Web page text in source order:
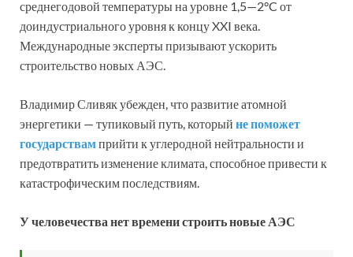
среднегодовой температуры на уровне 1,5—2°C от
доиндустриального уровня к концу XXI века.
Международные эксперты призывают ускорить
строительство новых АЭС.
Владимир Сливяк убежден, что развитие атомной
энергетики — тупиковый путь, который не поможет
государствамприйти к углеродной нейтральности и
предотвратить изменение климата, способное привести к
катастрофическим последствиям.
У человечества нет времени строить новые АЭС